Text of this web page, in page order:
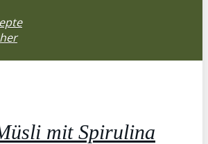
mit Spirulina